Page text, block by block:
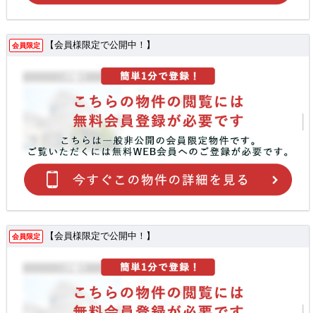
会員限定 【会員様限定で公開中！】
会員限定 【会員様限定で公開中！】